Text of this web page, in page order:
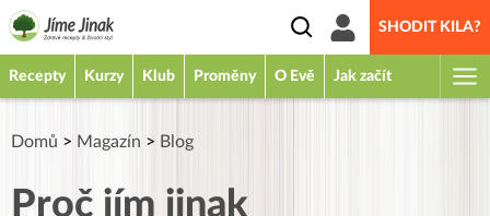
SHODIT KILA?
Recepty Kurzy Klub Proměny O Evě Jak začít
Domů > Magazín > Blog
Proč jím jinak